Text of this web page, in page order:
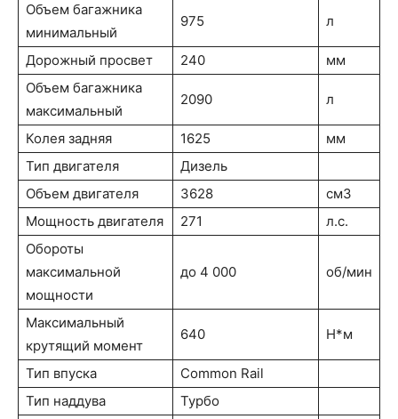
Объем багажника
минимальный
975 л
Дорожный просвет 240
мм
Объем багажника
максимальный
2090 л
Колея задняя 1625
мм
Тип двигателя
Дизель
Объем двигателя
3628
см3
Мощность двигателя
271
л.с.
Обороты
максимальной
мощности
до 4 000 об/мин
Максимальный
крутящий момент
640 Н*м
Тип впуска
Common Rail
Тип наддува
Турбо